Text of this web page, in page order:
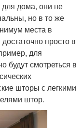
дома, они не
но в то же
места в
просто в
для
будут смотреться в
шторы с легкими
штор.